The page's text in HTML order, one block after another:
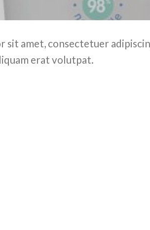
amet, consectetuer
erat volutpat.